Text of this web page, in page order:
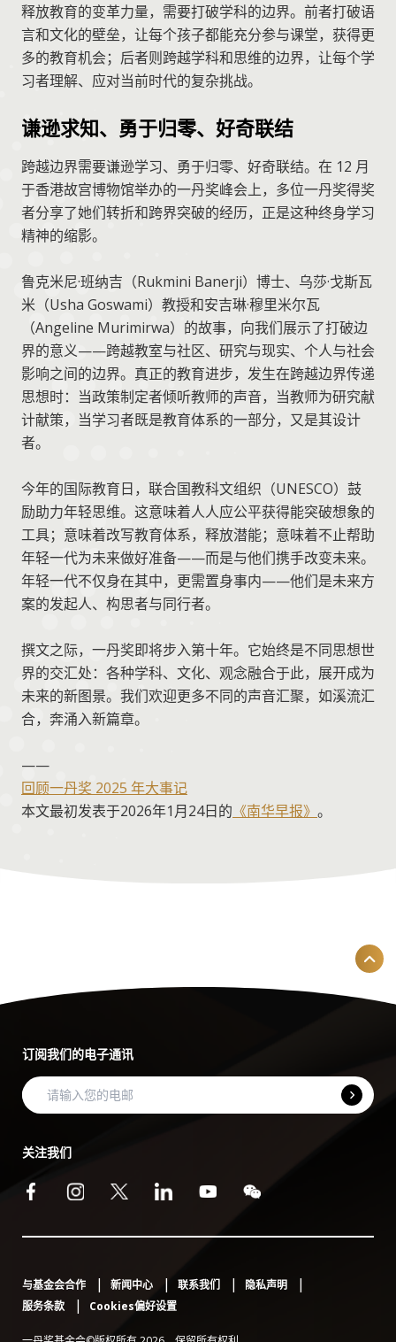
释放教育的变革力量，需要打破学科的边界。前者打破语
言和文化的壁垒，让每个孩子都能充分参与课堂，获得更
多的教育机会；后者则跨越学科和思维的边界，让每个学
习者理解、应对当前时代的复杂挑战。
谦逊求知、勇于归零、好奇联结
跨越边界需要谦逊学习、勇于归零、好奇联结。在 12 月
于香港故宫博物馆举办的一丹奖峰会上，多位一丹奖得奖
者分享了她们转折和跨界突破的经历，正是这种终身学习
精神的缩影。
鲁克米尼·班纳吉（Rukmini Banerji）博士、乌莎·戈斯瓦
米（Usha Goswami）教授和安吉琳·穆里米尔瓦
（Angeline Murimirwa）的故事，向我们展示了打破边
界的意义——跨越教室与社区、研究与现实、个人与社会
影响之间的边界。真正的教育进步，发生在跨越边界传递
思想时：当政策制定者倾听教师的声音，当教师为研究献
计献策，当学习者既是教育体系的一部分，又是其设计
者。
今年的国际教育日，联合国教科文组织（UNESCO）鼓
励助力年轻思维。这意味着人人应公平获得能突破想象的
工具；意味着改写教育体系，释放潜能；意味着不止帮助
年轻一代为未来做好准备——而是与他们携手改变未来。
年轻一代不仅身在其中，更需置身事内——他们是未来方
案的发起人、构思者与同行者。
撰文之际，一丹奖即将步入第十年。它始终是不同思想世
界的交汇处：各种学科、文化、观念融合于此，展开成为
未来的新图景。我们欢迎更多不同的声音汇聚，如溪流汇
合，奔涌入新篇章。
——
回顾一丹奖 2025 年大事记
本文最初发表于2026年1月24日的 《南华早报》 。
订阅我们的电子通讯
关注我们
与基金会合作 新闻中心 联系我们
隐私声明
服务条款
Cookies偏好设置